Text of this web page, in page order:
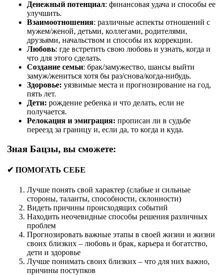
Денежный потенциал: финансовая удача и способы ее
улучшить.
Взаимоотношения: различные аспекты отношений с
мужем/женой, детьми, коллегами, родителями,
друзьями, начальством и способы их коррекции.
Любовь: где встретить свою любовь и узнать, когда и
что для этого сделать.
Создание семьи: брак/замужество, шансы выйти
замуж/жениться хотя бы раз/снова/когда-нибудь.
Здоровье: уязвимые места и прогнозирование на год,
пять лет.
Дети: рождение ребенка и что делать, если не
получается.
Релокация и эмиграция: прописан ли в судьбе
переезд за границу и, если да, то когда и куда.
Зная Бацзы, вы сможете:
✔ ПОМОГАТЬ СЕБЕ
Лучше понять свой характер (слабые и сильные
стороны, таланты, способности, склонности)
Видеть причины происходящих событий
Находить неочевидные способы решения различных
проблем
Прогнозировать важные этапы в своей жизни и жизни
своих близких – любовь и брак, карьера и богатство,
дети и здоровье
Лучше понимать своих близких – что для них важно,
причины поступков